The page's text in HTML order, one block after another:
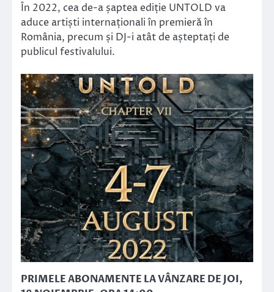
În 2022, cea de-a șaptea ediție UNTOLD va
aduce artiști internaționali în premieră în
România, precum și DJ-i atât de așteptați de
publicul festivalului.
PRIMELE ABONAMENTE LA VÂNZARE DE JOI,